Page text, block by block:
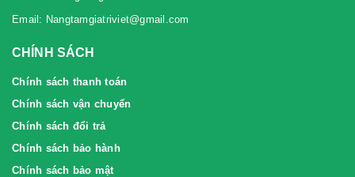
Email: Nangtamgiatriviet@gmail.com
CHÍNH SÁCH
Chính sách thanh toán
Chính sách vận chuyển
Chính sách đổi trả
Chính sách bảo hành
Chính sách bảo mật